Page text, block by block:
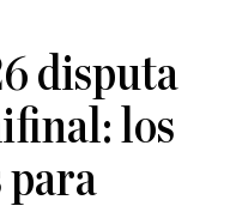
disputa
los
para